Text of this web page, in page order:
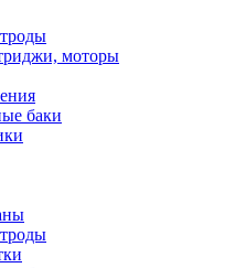
моторы
баки